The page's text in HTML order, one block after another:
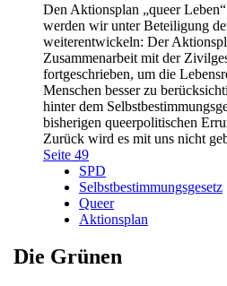
Den Aktionsplan „queer
werden wir unter Beteiligung
weiterentwickeln: Der
Zusammenarbeit mit der
fortgeschrieben, um die
Menschen besser zu
hinter dem
bisherigen queerpolitischen
Zurück wird es mit uns nicht
Seite 49
SPD
Selbstbestimmungsgesetz
Queer
Aktionsplan
Die Grünen